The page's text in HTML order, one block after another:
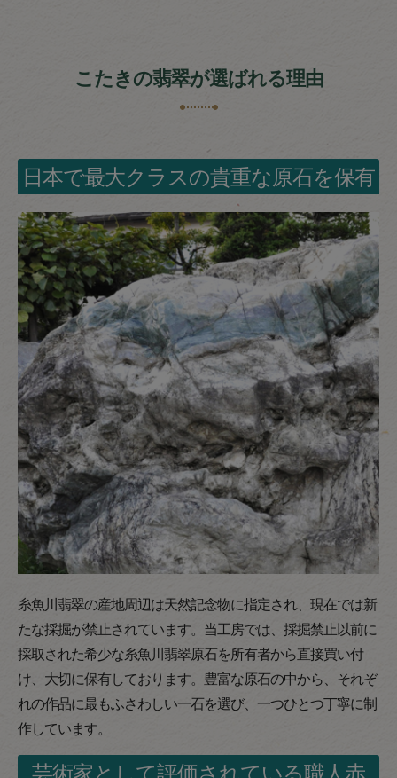
こたきの翡翠が選ばれる理由
日本で最大クラスの貴重な原石を保有
糸魚川翡翠の産地周辺は天然記念物に指定され、現在では新
たな採掘が禁止されています。当工房では、採掘禁止以前に
採取された希少な糸魚川翡翠原石を所有者から直接買い付
け、大切に保有しております。豊富な原石の中から、それぞ
れの作品に最もふさわしい一石を選び、一つひとつ丁寧に制
作しています。
芸術家として評価されている職人赤